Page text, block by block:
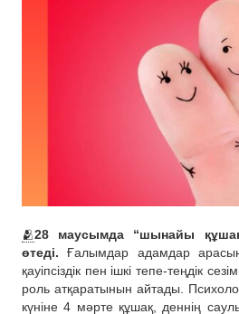
🫂28 маусымда “шынайы
өтеді. Ғалымдар адамдар
қауіпсіздік пен ішкі тепе-теңдік
роль атқаратынын айтады.
күніне 4 мәрте құшақ, деннің